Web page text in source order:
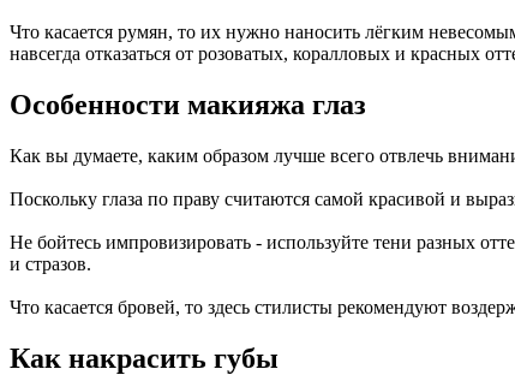
Что касается румян, то их нужно наносить лёгким
навсегда отказаться от розоватых, коралловых и красных
Особенности макияжа глаз
Как вы думаете, каким образом лучше всего отвлечь
Поскольку глаза по праву считаются самой красивой и
Не бойтесь импровизировать - используйте тени разных
и стразов.
Что касается бровей, то здесь стилисты рекомендуют
Как накрасить губы